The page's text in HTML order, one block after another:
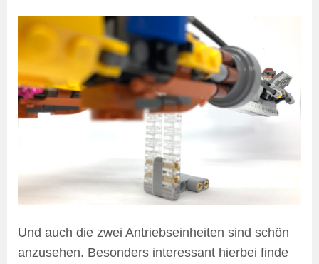
Und auch die zwei Antriebseinheiten sind schön
anzusehen. Besonders interessant hierbei finde